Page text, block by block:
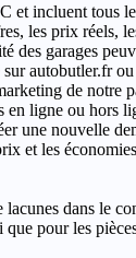
et incluent tous
les prix réels,
des garages
autobutler.fr
de notre
en ligne ou hors
une nouvelle
et les
lacunes dans le
pour les